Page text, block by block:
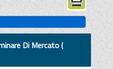
Di Mercato (